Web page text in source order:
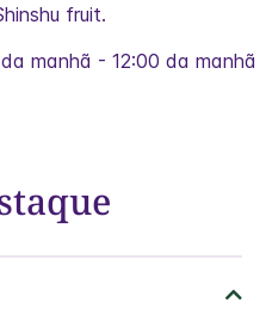
fruit.
manhã - 12:00 da manhã